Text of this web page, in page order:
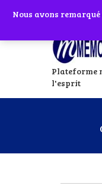
Plateforme
l'esprit
Nous avons